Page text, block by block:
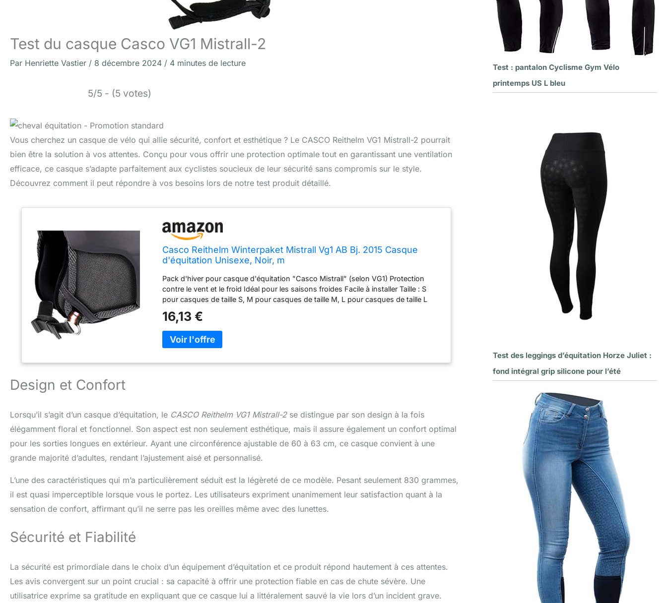
Test du casque Casco VG1 Mistrall-2
Par Henriette Vastier / 8 décembre 2024 / 4 minutes de lecture
5/5 - (5 votes)
Vous cherchez un casque de vélo qui allie sécurité, confort et esthétique ? Le CASCO Reithelm VG1 Mistrall-2 pourrait
bien être la solution à vos attentes. Conçu pour vous offrir une protection optimale tout en garantissant une ventilation
efficace, ce casque s’adapte parfaitement aux cyclistes soucieux de leur sécurité sans compromis sur le style.
Découvrez comment il peut répondre à vos besoins lors de notre test produit détaillé.
Casco Reithelm Winterpaket Mistrall Vg1 AB Bj. 2015 Casque
d'équitation Unisexe, Noir, m
Pack d'hiver pour casque d'équitation "Casco Mistrall" (selon VG1) Protection
contre le vent et le froid Idéal pour les saisons froides Facile à installer Taille : S
pour casques de taille S, M pour casques de taille M, L pour casques de taille L
16,13 €
Design et Confort
Lorsqu’il s’agit d’un casque d’équitation, le CASCO Reithelm VG1 Mistrall-2se distingue par son design à la fois
élégamment floral et fonctionnel. Son aspect est non seulement esthétique, mais il assure également un confort optimal
pour les sorties longues en extérieur. Ayant une circonférence ajustable de 60 à 63 cm, ce casque convient à une
grande majorité d’adultes, rendant l’ajustement aisé et personnalisé.
L’une des caractéristiques qui m’a particulièrement séduit est la légèreté de ce modèle. Pesant seulement 830 grammes,
il est quasi imperceptible lorsque vous le portez. Les utilisateurs expriment unanimement leur satisfaction quant à la
sensation de confort, affirmant qu’il ne serre pas les oreilles même avec des lunettes.
Sécurité et Fiabilité
La sécurité est primordiale dans le choix d’un équipement d’équitation et ce produit répond hautement à ces attentes.
Les avis convergent sur un point crucial : sa capacité à offrir une protection fiable en cas de chute sévère. Une
utilisatrice exprime sa gratitude en expliquant que ce casque lui a littéralement sauvé la vie lors d’un incident grave.
Test : pantalon Cyclisme Gym Vélo
printemps US L bleu
Test des leggings d’équitation Horze Juliet :
fond intégral grip silicone pour l’été